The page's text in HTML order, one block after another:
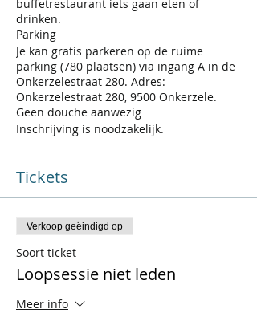
buffetrestaurant iets gaan eten of
drinken.
Parking
Je kan gratis parkeren op de ruime
parking (780 plaatsen) via ingang A in de
Onkerzelestraat 280. Adres:
Onkerzelestraat 280, 9500 Onkerzele.
Geen douche aanwezig
Inschrijving is noodzakelijk.
Tickets
Verkoop geëindigd op
Soort ticket
Loopsessie niet leden
Meer info